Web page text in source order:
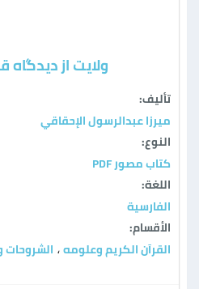
ولایت از دیدگاه
تأليف:
ميرزا عبدالرسول الإحقاقي
النوع:
كتاب مصور PDF
اللغة:
الفارسية
الأقسام:
القرآن الكريم وعلومه ، الشروحات